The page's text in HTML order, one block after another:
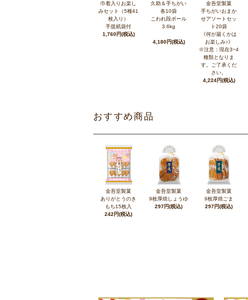
巾着入りお楽し
みセット（5種41
枚入り）
手提紙袋付
1,760円(税込)
久助＆手ちがい
各10袋
こわれ段ボール
3.6kg
4,180円(税込)
金吾堂製菓
手ちがいおまか
せアソートセッ
ト20袋
《何が届くかは
お楽しみ♪》
※注意：現在3~4
種類となりま
す。ご了承くだ
さい。
4,224円(税込)
おすすめ商品
金吾堂製菓
ありがとうのき
もち15枚入
242円(税込)
金吾堂製菓
9枚厚焼しょうゆ
297円(税込)
金吾堂製菓
9枚厚焼ごま
297円(税込)